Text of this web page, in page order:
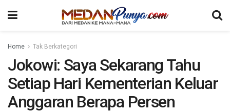
Home Tak Berkategori
Jokowi: Saya Sekarang Tahu
Setiap Hari Kementerian Keluar
Anggaran Berapa Persen